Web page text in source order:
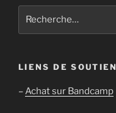
LIENS DE SOUTIEN
–Achat sur Bandcamp